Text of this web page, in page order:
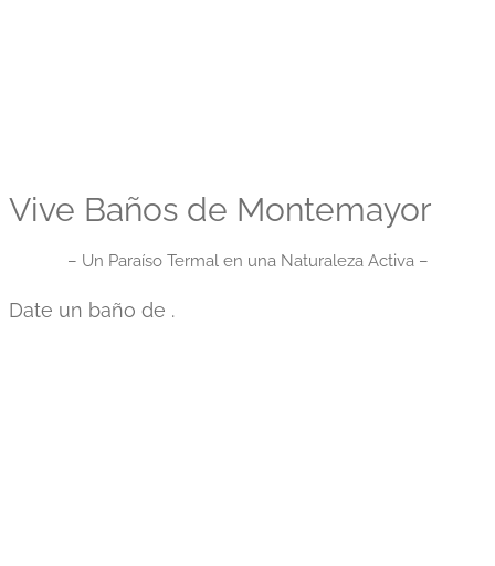
Vive Baños de Montemayor
– Un Paraíso Termal en una Naturaleza Activa –
Date un baño de .